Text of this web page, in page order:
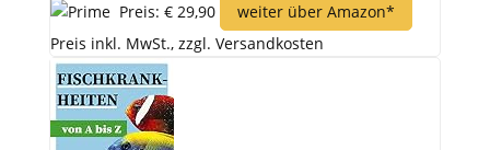
Preis: € 29,90
weiter über Amazon*
Preis inkl. MwSt., zzgl. Versandkosten